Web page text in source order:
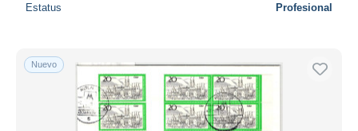
Estatus Profesional
Nuevo